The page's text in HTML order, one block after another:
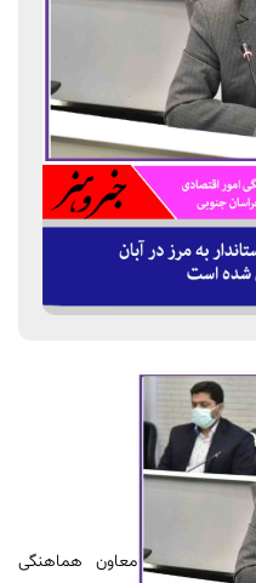
معاون هماهنگی